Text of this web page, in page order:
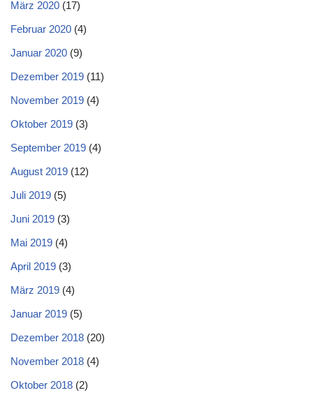
März 2020 (17)
Februar 2020 (4)
Januar 2020 (9)
Dezember 2019 (11)
November 2019 (4)
Oktober 2019 (3)
September 2019 (4)
August 2019 (12)
Juli 2019 (5)
Juni 2019 (3)
Mai 2019 (4)
April 2019 (3)
März 2019 (4)
Januar 2019 (5)
Dezember 2018 (20)
November 2018 (4)
Oktober 2018 (2)